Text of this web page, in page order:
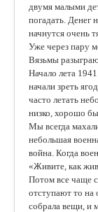
двумя малыми
погадать. Денег
начнутся очень
Уже через пару
Вязьмы
Начало лета
начали зреть
часто летать
низко, хорошо
Мы всегда
небольшая
война. Когда
«Живите, как
Потом все чаще
отступают то на
собрала вещи, и